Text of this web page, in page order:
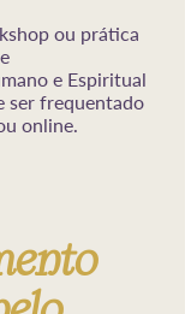
ou prática
e Espiritual
ser frequentado
online.